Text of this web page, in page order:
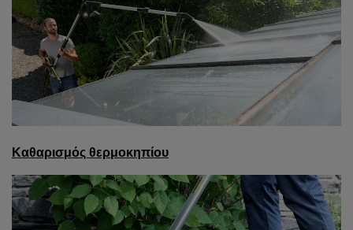
Καθαρισμός θερμοκηπίου